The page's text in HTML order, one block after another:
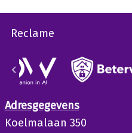
Reclame
Adresgegevens
Koelmalaan 350